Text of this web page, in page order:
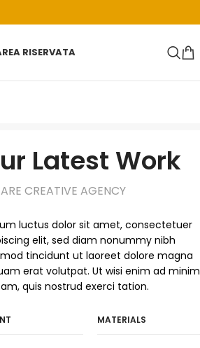
RISERVATA
Latest Work
CREATIVE AGENCY
luctus dolor sit amet, consectetuer
elit, sed diam nonummy nibh
tincidunt ut laoreet dolore magna
erat volutpat. Ut wisi enim ad minim
quis nostrud exerci tation.
MATERIALS